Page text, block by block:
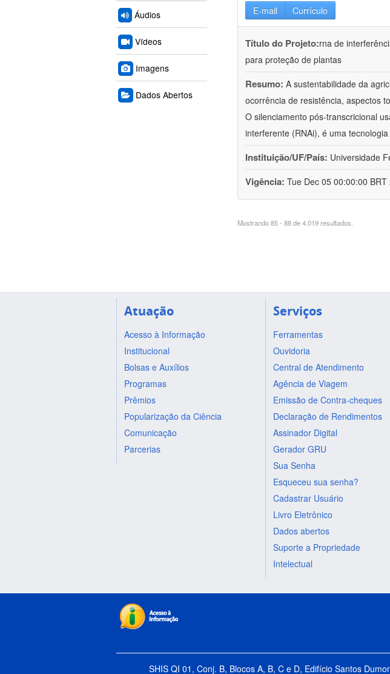
Áudios
Vídeos
Imagens
Dados Abertos
E-mail Currículo
Título do Projeto:rna de
para proteção de plantas
Resumo: A sustentabilidade da
ocorrência de resistência, aspectos
O silenciamento pós-transcricional
interferente (RNAi), é uma
Instituição/UF/País: Universidade
Vigência: Tue Dec 05 00:00:00
Mostrando 85 - 88 de 4.019 resultados.
Atuação
Acesso à Informação
Institucional
Bolsas e Auxílios
Programas
Prêmios
Popularização da Ciência
Comunicação
Parcerias
Serviços
Ferramentas
Ouvidoria
Central de Atendimento
Agência de Viagem
Emissão de Contra-cheques
Declaração de Rendimentos
Assinador Digital
Gerador GRU
Sua Senha
Esqueceu sua senha?
Cadastrar Usuário
Livro Eletrônico
Dados abertos
Suporte a Propriedade
Intelectual
SHIS QI 01, Conj. B, Blocos A, B, C e D, Edifício Santos